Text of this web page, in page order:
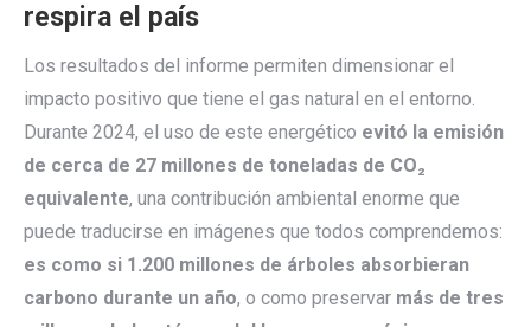
respira el país
Los resultados del informe permiten dimensionar el
impacto positivo que tiene el gas natural en el entorno.
Durante 2024, el uso de este energético evitó la emisión
de cerca de 27 millones de toneladas de CO₂
equivalente, una contribución ambiental enorme que
puede traducirse en imágenes que todos comprendemos:
es como si 1.200 millones de árboles absorbieran
carbono durante un año, o como preservar más de tres